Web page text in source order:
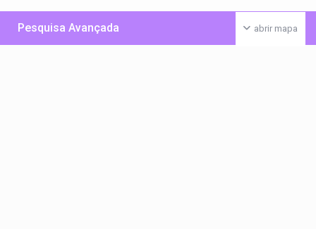
abrir mapa
Pesquisa Avançada